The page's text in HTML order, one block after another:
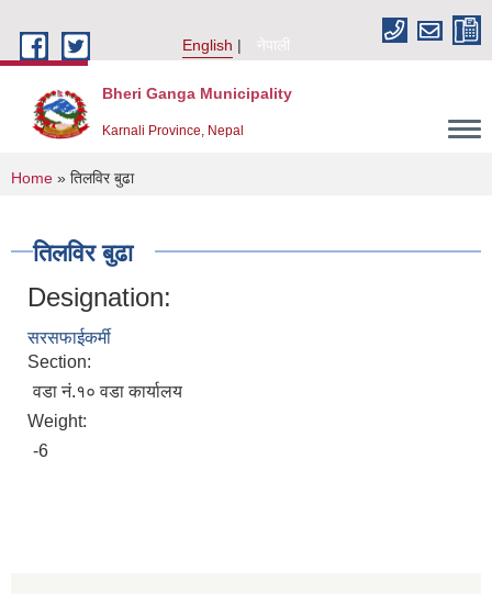
English
नेपाली
Bheri Ganga Municipality
Karnali Province, Nepal
You are here
Home » तिलविर बुढा
तिलविर बुढा
Designation:
सरसफाईकर्मी
Section:
वडा नं.१० वडा कार्यालय
Weight:
-6